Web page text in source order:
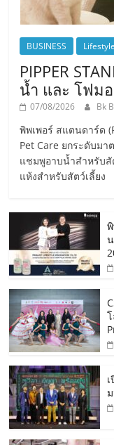
BUSINESS Lifestyle
PIPPER
น้ำ และ โฟม
07/08/2026 Bk
พิพเพอร์ สแตนดาร์ด
Pet Care ยกระดับมา
แชมพูอาบน้ำสำหรับสั
แห้งสำหรับสัตว์เลี้ยง